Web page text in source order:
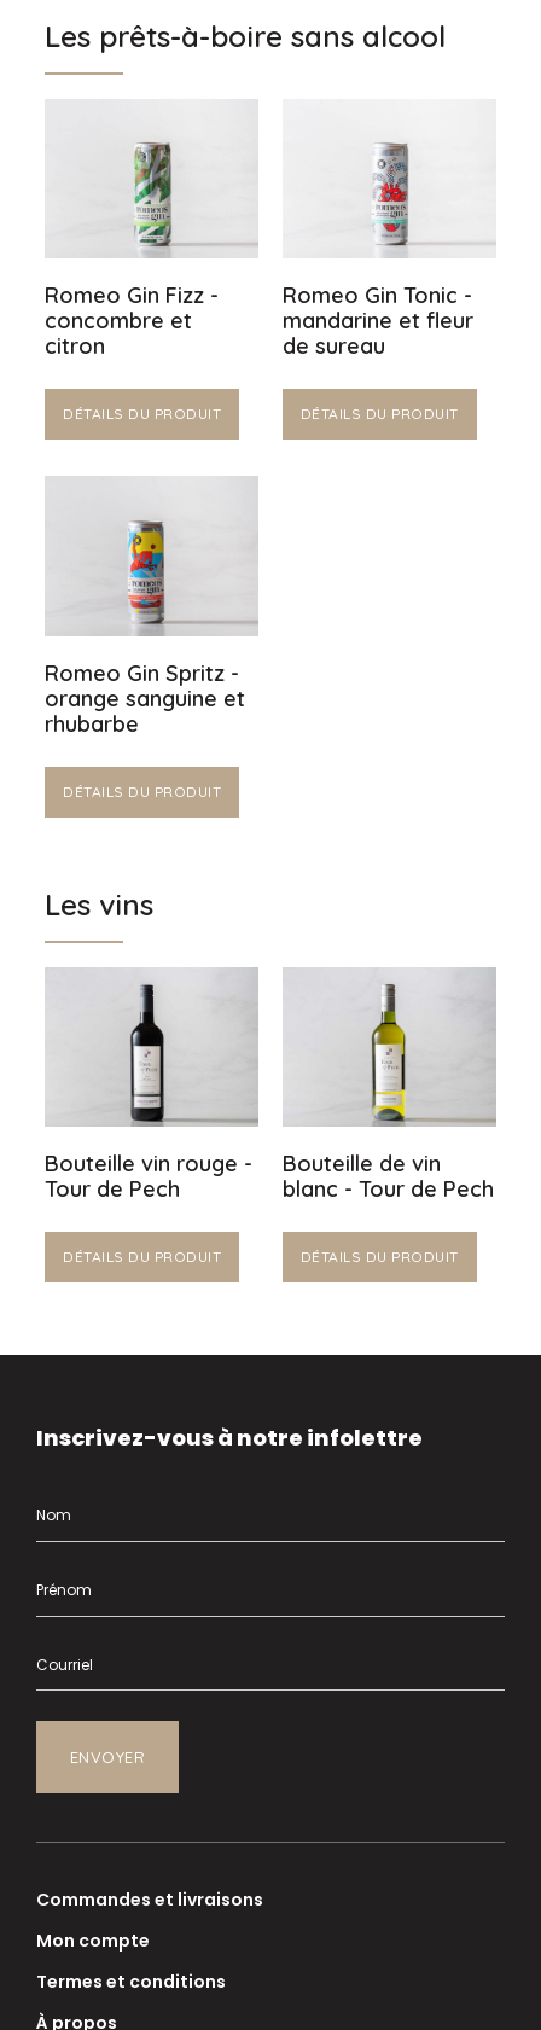
Les prêts-à-boire sans alcool
Romeo Gin Fizz -
concombre et
citron
DÉTAILS DU PRODUIT
Romeo Gin Tonic -
mandarine et fleur
de sureau
DÉTAILS DU PRODUIT
Romeo Gin Spritz -
orange sanguine et
rhubarbe
DÉTAILS DU PRODUIT
Les vins
Bouteille vin rouge -
Tour de Pech
DÉTAILS DU PRODUIT
Bouteille de vin
blanc - Tour de Pech
DÉTAILS DU PRODUIT
Commandes et livraisons
Mon compte
Termes et conditions
À propos
Inscrivez-vous à notre infolettre